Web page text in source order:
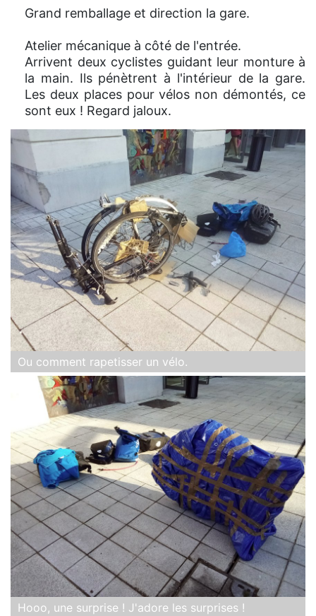
Grand remballage et direction la gare.
Atelier mécanique à côté de l'entrée.
Arrivent deux cyclistes guidant leur monture à
la main. Ils pénètrent à l'intérieur de la gare.
Les deux places pour vélos non démontés, ce
sont eux ! Regard jaloux.
Ou comment rapetisser un vélo.
Hooo, une surprise ! J'adore les surprises !